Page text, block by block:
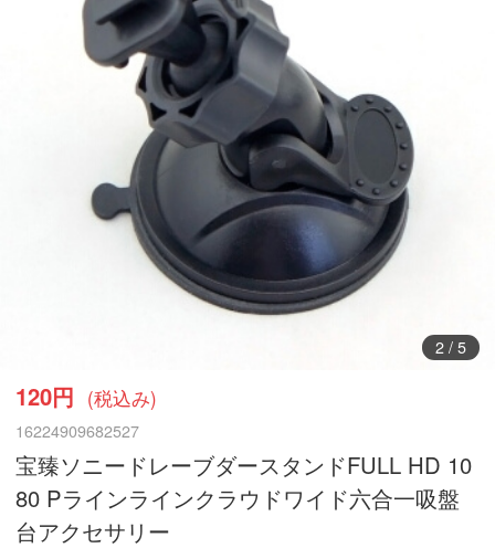
3/ 5
120円 (税込み)
16224909682527
宝臻ソニードレーブダースタンドFULL HD 10
80 Pラインラインクラウドワイド六合一吸盤
台アクセサリー